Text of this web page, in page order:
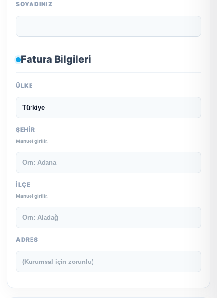
SOYADINIZ
Fatura Bilgileri
ÜLKE
ŞEHIR
Manuel girilir.
İLÇE
Manuel girilir.
ADRES